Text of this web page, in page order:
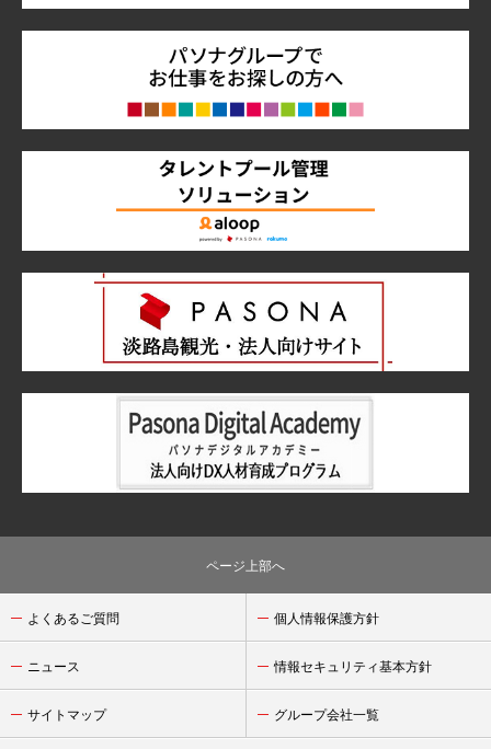
ページ上部へ
よくあるご質問 個人情報保護方針
ニュース 情報セキュリティ基本方針
サイトマップ グループ会社一覧